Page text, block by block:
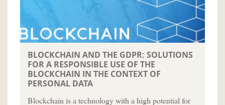
BLOCKCHAIN AND THE GDPR: SOLUTIONS
FOR A RESPONSIBLE USE OF THE
BLOCKCHAIN IN THE CONTEXT OF
PERSONAL DATA
Blockchain is a technology with a high potential for